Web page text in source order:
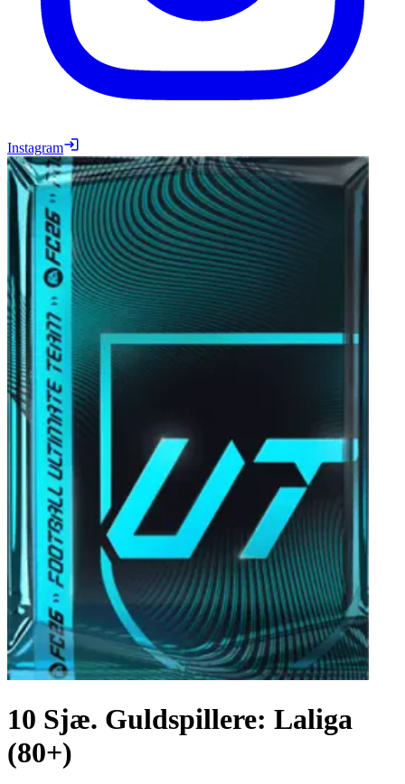
Instagram
10 Sjæ. Guldspillere: Laliga
(80+)